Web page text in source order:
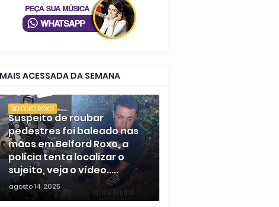
MAIS ACESSADA DA SEMANA
BELFORD ROXO
Suspeito de roubar
pedestres foi baleado nas
mãos em Belford Roxo, a
polícia tenta localizar o
sujeito, veja o vídeo.....
agosto 14, 2025